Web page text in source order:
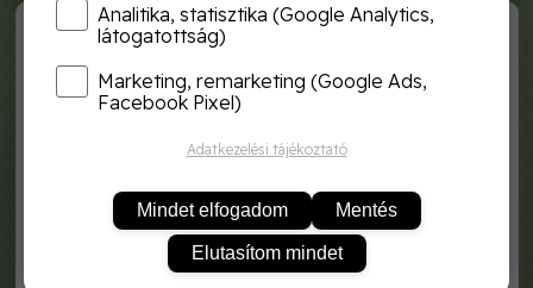
500S
500 literes szüretelő kád 700 literes szüretelő kád
Analitika, statisztika (Google Analytics,
látogatottság)
Marketing, remarketing (Google Ads,
Facebook Pixel)
Adatkezelési tájékoztató
Mindet elfogadom Mentés
Elutasítom mindet